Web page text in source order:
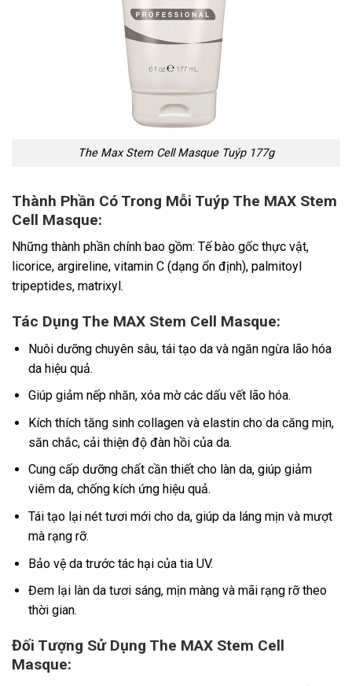
The Max Stem Cell Masque Tuýp 177g
Thành Phần Có Trong Mỗi Tuýp The MAX Stem
Cell Masque:
Những thành phần chính bao gồm: Tế bào gốc thực vật,
licorice, argireline, vitamin C (dạng ổn định), palmitoyl
tripeptides, matrixyl.
Tác Dụng The MAX Stem Cell Masque:
Nuôi dưỡng chuyên sâu, tái tạo da và ngăn ngừa lão hóa
da hiệu quả.
Giúp giảm nếp nhăn, xóa mờ các dấu vết lão hóa.
Kích thích tăng sinh collagen và elastin cho da căng mịn,
săn chắc, cải thiện độ đàn hồi của da.
Cung cấp dưỡng chất cần thiết cho làn da, giúp giảm
viêm da, chống kích ứng hiệu quả.
Tái tạo lại nét tươi mới cho da, giúp da láng mịn và mượt
mà rạng rỡ.
Bảo vệ da trước tác hại của tia UV.
Đem lại làn da tươi sáng, mịn màng và mãi rạng rỡ theo
thời gian.
Đối Tượng Sử Dụng The MAX Stem Cell
Masque: